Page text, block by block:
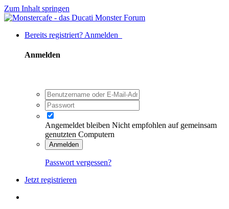
Zum Inhalt springen
Bereits registriert? Anmelden
Anmelden
Angemeldet bleiben Nicht empfohlen auf gemeinsam
genutzten Computern
Anmelden
Passwort vergessen?
Jetzt registrieren